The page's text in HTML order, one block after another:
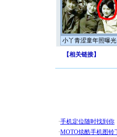
小丫青涩童年照曝光
【相关链接】